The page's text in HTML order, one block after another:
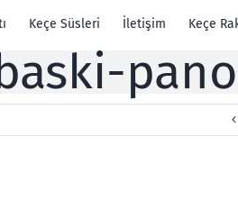
Keçe Süsleri İletişim Keçe